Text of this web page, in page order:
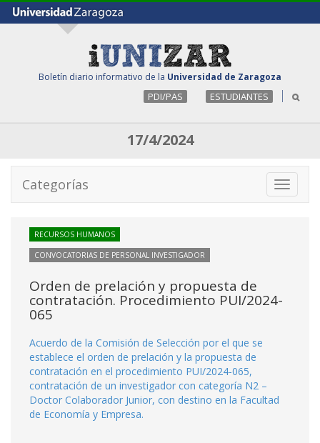
Boletín diario informativo de la Universidad de Zaragoza
PDI/PAS ESTUDIANTES
17/4/2024
Toggle
Categorías
RECURSOS HUMANOS
CONVOCATORIAS DE PERSONAL INVESTIGADOR
Orden de prelación y propuesta de
contratación. Procedimiento PUI/2024-
065
Acuerdo de la Comisión de Selección por el que se
establece el orden de prelación y la propuesta de
contratación en el procedimiento PUI/2024-065,
contratación de un investigador con categoría N2 –
Doctor Colaborador Junior, con destino en la Facultad
de Economía y Empresa.